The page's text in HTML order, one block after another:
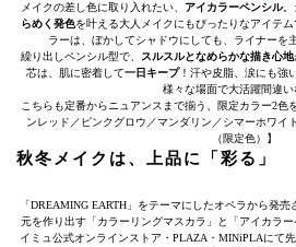
メイクの差し色に取り入れたい、 アイカラーペンシル。
らめく発色を叶える大人メイクにもぴったりなアイテ
ラーは、ぼかしてシャドウにしても、ライナーを
繰り出しペンシル型で、 スルスルとなめらかな描き心地
芯は、肌に密着して一日キープ！汗や皮脂、涙にも強
様々な場面で大活躍間違い
こちらも定番からニュアンスまで揃う、限定カラー2色
ンレッド／ピンクグロウ／マンダリン／シマーホワイ
（限定色）】
秋冬メイクは、上品に「彩る」
「DREAMING EARTH」をテーマにしたオペラから発
元を作り出す「カラーリングマスカラ」と「アイカラ
イミュ公式オンラインストア・PLAZA・MINiPLAにて